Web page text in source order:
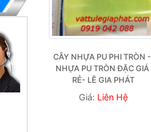
CÂY NHỰA PU PHI TRÒN -
NHỰA PU TRÒN ĐẶC GIÁ
RẺ- LÊ GIA PHÁT
Giá: Liên Hệ